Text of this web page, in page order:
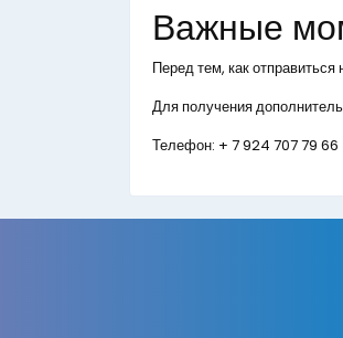
Важные
Перед тем, как
Для получения
Телефон: + 7 924 707 79 66